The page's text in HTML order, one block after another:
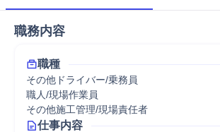
職務内容
職種
その他ドライバー/乗務員
職人/現場作業員
その他施工管理/現場責任者
仕事内容